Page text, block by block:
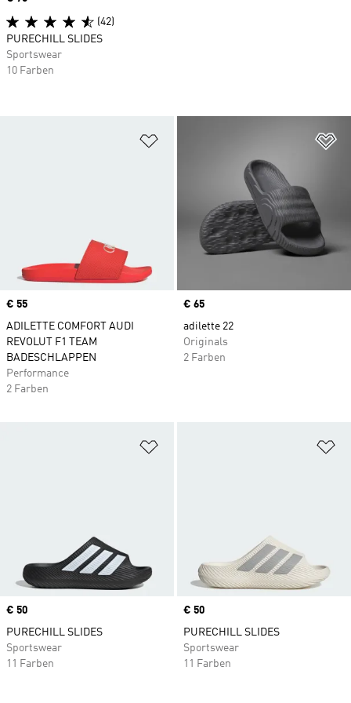
Zur Wunschliste hinzufügen
Price
€ 55
ADILETTE COMFORT AUDI
REVOLUT F1 TEAM
BADESCHLAPPEN
Performance
2 Farben
Price
€ 65
adilette 22
Originals
2 Farben
Price
€ 50
PURECHILL SLIDES
Sportswear
11 Farben
Price
€ 50
PURECHILL SLIDES
Sportswear
11 Farben
(42)
PURECHILL SLIDES
Sportswear
10 Farben